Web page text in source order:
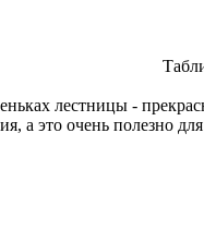
лестницы -
а это очень полезно